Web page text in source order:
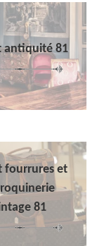
antiquité 81
fourrures et
81